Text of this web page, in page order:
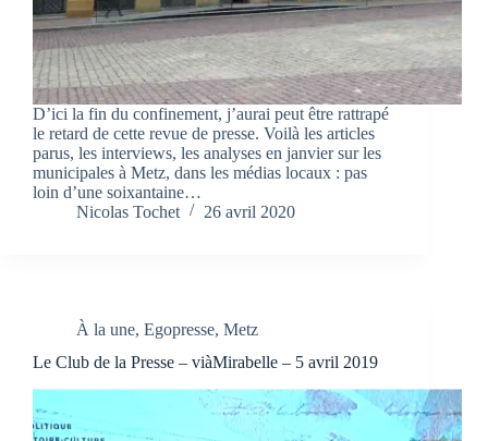
D’ici la fin du confinement, j’aurai peut être rattrapé
le retard de cette revue de presse. Voilà les articles
parus, les interviews, les analyses en janvier sur les
municipales à Metz, dans les médias locaux : pas
loin d’une soixantaine…
Nicolas Tochet
26 avril 2020
À la une, Egopresse, Metz
Le Club de la Presse – viàMirabelle – 5 avril 2019